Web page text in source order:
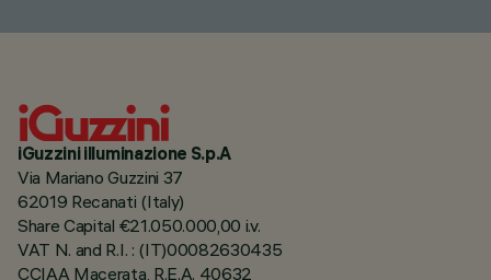
iGuzzini illuminazione S.p.A
Via Mariano Guzzini 37
62019 Recanati (Italy)
Share Capital €21.050.000,00 i.v.
VAT N. and R.I. : (IT)00082630435
CCIAA Macerata, R.E.A. 40632